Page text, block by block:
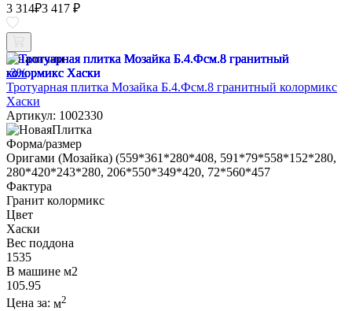
3 314₽3 417 ₽
В наличии
-3%
Тротуарная плитка Мозайка Б.4.Фсм.8 гранитный колормикс
Хаски
Артикул: 1002330
Форма/размер
Оригами (Мозайка) (559*361*280*408, 591*79*558*152*280,
280*420*243*280, 206*550*349*420, 72*560*457
Фактура
Гранит колормикс
Цвет
Хаски
Вес поддона
1535
В машине м2
105.95
Цена за: м2